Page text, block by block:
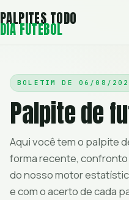
PALPITES TODO
DIA FUTEBOL
BOLETIM DE 06/08/
Palpite de
Aqui você tem o palpite
forma recente,
do nosso motor
e com o acerto de cada